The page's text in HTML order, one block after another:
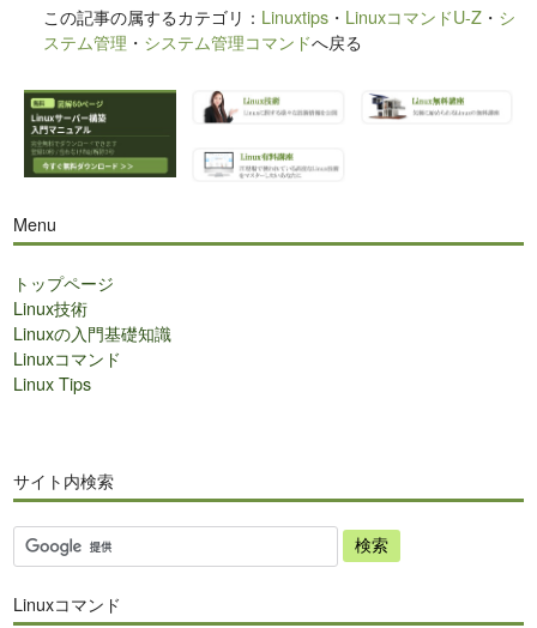
この記事の属するカテゴリ： Linuxtips ・ LinuxコマンドU-Z ・ シ
ステム管理 ・ システム管理コマンドへ戻る
Menu
トップページ
Linux技術
Linuxの入門基礎知識
Linuxコマンド
Linux Tips
サイト内検索
サ
イ
内
Linuxコマンド